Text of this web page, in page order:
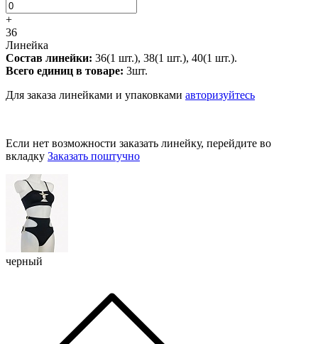
+
36
Линейка
Состав линейки: 36(1 шт.), 38(1 шт.), 40(1 шт.).
Всего единиц в товаре: 3шт.
Для заказа линейками и упаковками авторизуйтесь
Если нет возможности заказать линейку, перейдите во
вкладку Заказать поштучно
черный